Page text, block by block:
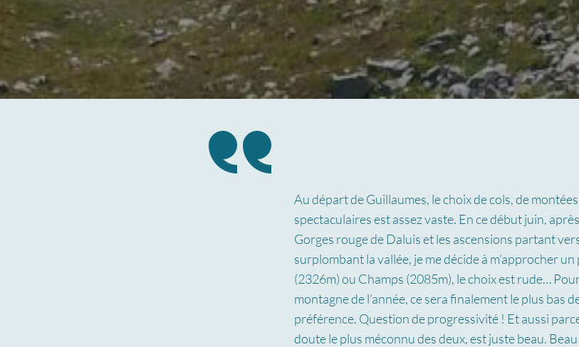
Au départ de Guillaumes, le choix de cols, de
spectaculaires est assez vaste. En ce début juin,
Gorges rouge de Daluis et les ascensions partant
surplombant la vallée, je me décide à m’approcher
(2326m) ou Champs (2085m), le choix est rude…
montagne de l’année, ce sera finalement le plus bas
préférence. Question de progressivité ! Et aussi
doute le plus méconnu des deux, est juste beau.